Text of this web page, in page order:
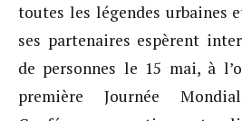
toutes les légendes urbaines
ses partenaires espèrent
de personnes le 15 mai, à
première Journée